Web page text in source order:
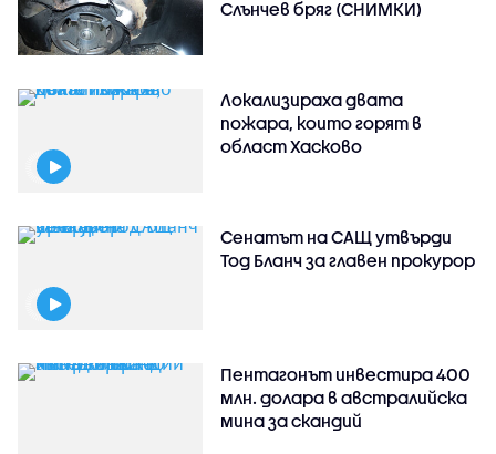
Слънчев бряг (СНИМКИ)
Локализираха двата
пожара, които горят в
област Хасково
Сенатът на САЩ утвърди
Тод Бланч за главен прокурор
Пентагонът инвестира 400
млн. долара в австралийска
мина за скандий